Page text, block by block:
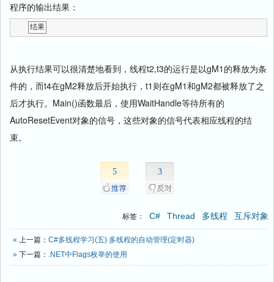
程序的输出结果：
结果
从执行结果可以很清楚地看到，线程t2,t3的运行是以gM1的释放为条
件的，而t4在gM2释放后开始执行，t1则在gM1和gM2都被释放了之
后才执行。Main()函数最后，使用WaitHandle等待所有的
AutoResetEvent对象的信号，这些对象的信号代表相应线程的结
束。
5 3
标签： C# Thread 多线程 互斥对象
« 上一篇： C#多线程学习(五) 多线程的自动管理(定时器)
» 下一篇： .NET中Flags枚举的使用